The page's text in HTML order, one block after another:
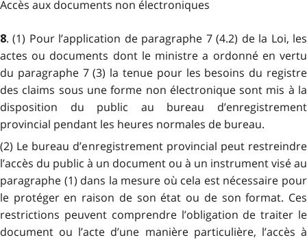
Accès aux documents non électroniques
8. (1) Pour l’application de paragraphe 7 (4.2) de la Loi, les
actes ou documents dont le ministre a ordonné en vertu
du paragraphe 7 (3) la tenue pour les besoins du registre
des claims sous une forme non électronique sont mis à la
disposition du public au bureau d’enregistrement
provincial pendant les heures normales de bureau.
(2) Le bureau d’enregistrement provincial peut restreindre
l’accès du public à un document ou à un instrument visé au
paragraphe (1) dans la mesure où cela est nécessaire pour
le protéger en raison de son état ou de son format. Ces
restrictions peuvent comprendre l’obligation de traiter le
document ou l’acte d’une manière particulière, l’accès à